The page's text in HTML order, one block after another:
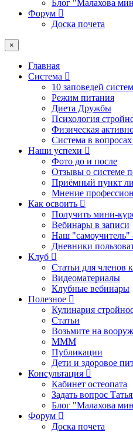
Блог "Малахова
Форум
Доска почета
×
Главная
Система
10 заповедей
Режим питания
Диета Дружбы
Психология
Физическая
Система в вопросах
Наши успехи
Фото до и после
Отзывы о системе
Приёмный пункт
Мнение
Как освоить
Получить мини-
Вебинары в записи
Наш "самоучитель"
Дневники
Клуб
Статьи для членов
Видеоматериалы
Клубные вебинары
Полезное
Кулинария
Статьи
Возьмите на
МММ
Публикации
Дети и здоровое
Консультация
Кабинет остеопата
Задать вопрос
Блог "Малахова
Форум
Доска почета